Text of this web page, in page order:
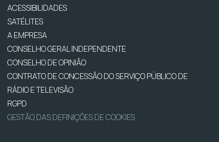
ACESSIBILIDADES
SATÉLITES
A EMPRESA
CONSELHO GERAL INDEPENDENTE
CONSELHO DE OPINIÃO
CONTRATO DE CONCESSÃO DO SERVIÇO PÚBLICO DE
RÁDIO E TELEVISÃO
RGPD
GESTÃO DAS DEFINIÇÕES DE COOKIES